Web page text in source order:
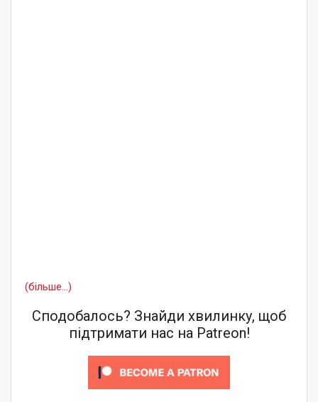
(більше…)
Сподобалось? Знайди хвилинку, щоб
підтримати нас на Patreon!